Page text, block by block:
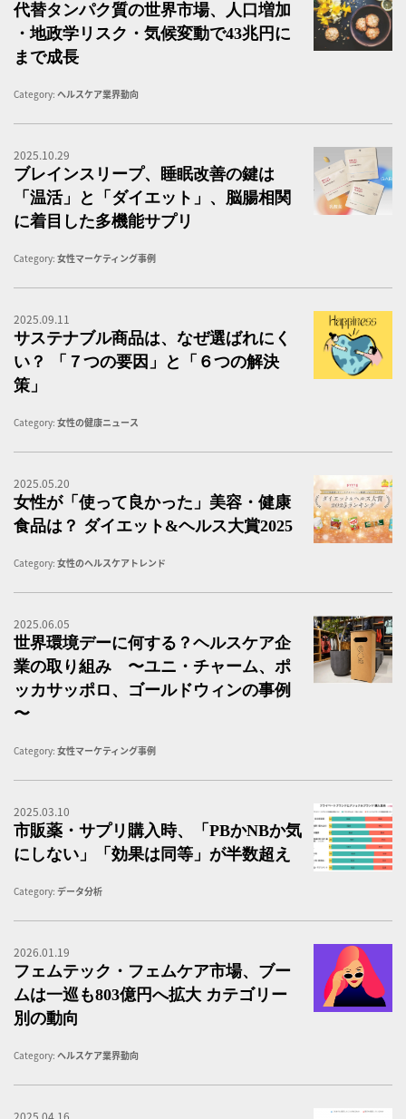
代替タンパク質の世界市場、人口増加
・地政学リスク・気候変動で43兆円に
まで成長
Category: ヘルスケア業界動向
2025.10.29
ブレインスリープ、睡眠改善の鍵は
「温活」と「ダイエット」、脳腸相関
に着目した多機能サプリ
Category: 女性マーケティング事例
2025.09.11
サステナブル商品は、なぜ選ばれにく
い？ 「７つの要因」と「６つの解決
策」
Category: 女性の健康ニュース
2025.05.20
女性が「使って良かった」美容・健康
食品は？ ダイエット&ヘルス大賞2025
Category: 女性のヘルスケアトレンド
2025.06.05
世界環境デーに何する？ヘルスケア企
業の取り組み 〜ユニ・チャーム、ポ
ッカサッポロ、ゴールドウィンの事例
〜
Category: 女性マーケティング事例
2025.03.10
市販薬・サプリ購入時、「PBかNBか気
にしない」「効果は同等」が半数超え
Category: データ分析
2026.01.19
フェムテック・フェムケア市場、ブー
ムは一巡も803億円へ拡大 カテゴリー
別の動向
Category: ヘルスケア業界動向